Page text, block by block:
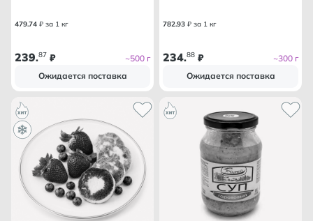
479.74 ₽ за 1 кг
239.87 ₽
~500 г
Ожидается поставка
782.93 ₽ за 1 кг
234.88 ₽
~300 г
Ожидается поставка